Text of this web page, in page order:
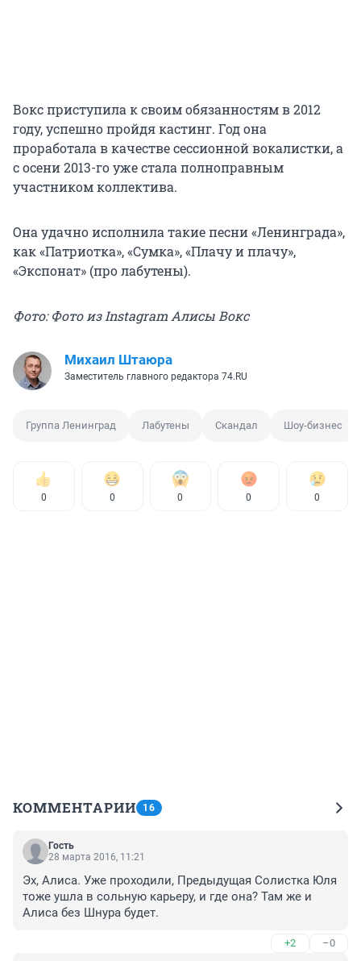
Вокс приступила к своим обязанностям в 2012
году, успешно пройдя кастинг. Год она
проработала в качестве сессионной вокалистки, а
с осени 2013-го уже стала полноправным
участником коллектива.
Она удачно исполнила такие песни «Ленинграда»,
как «Патриотка», «Сумка», «Плачу и плачу»,
«Экспонат» (про лабутены).
Фото: Фото из Instagram Алисы Вокс
Михаил Штаюра
Заместитель главного редактора 74.RU
Группа Ленинград Лабутены Скандал Шоу-бизнес
0 0 0 0 0
КОММЕНТАРИИ 16
Гость
28 марта 2016, 11:21
Эх, Алиса. Уже проходили, Предыдущая Солистка Юля
тоже ушла в сольную карьеру, и где она? Там же и
Алиса без Шнура будет.
+2 –0